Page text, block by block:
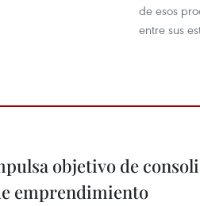
de esos
entre sus
objetivo de
emprendimiento